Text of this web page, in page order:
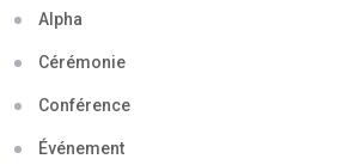
Alpha
Cérémonie
Conférence
Événement